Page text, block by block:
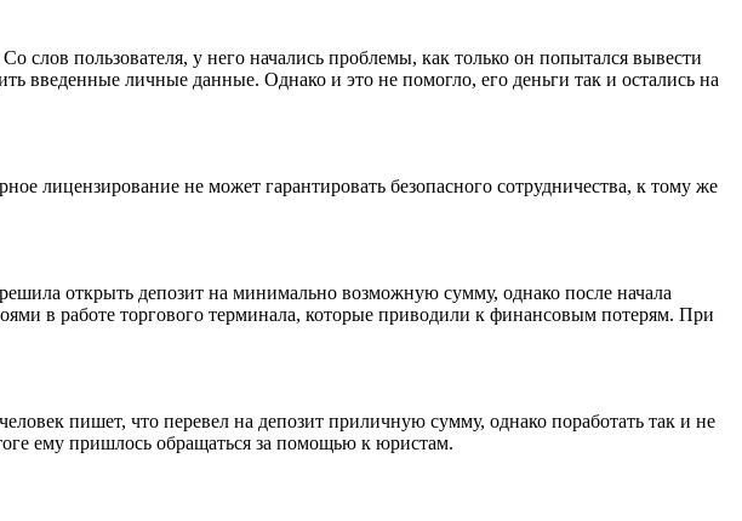
слов пользователя, у него начались проблемы, как только он попытался вывести
введенные личные данные. Однако и это не помогло, его деньги так и остались на
лицензирование не может гарантировать безопасного сотрудничества, к тому же
открыть депозит на минимально возможную сумму, однако после начала
в работе торгового терминала, которые приводили к финансовым потерям. При
пишет, что перевел на депозит приличную сумму, однако поработать так и не
ему пришлось обращаться за помощью к юристам.